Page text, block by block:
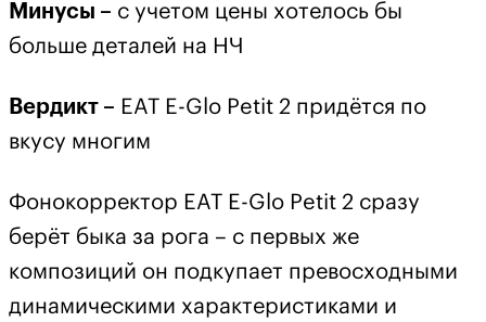
Минусы – с учетом цены хотелось бы
больше деталей на НЧ
Вердикт – EAT E-Glo Petit 2 придётся по
вкусу многим
Фонокорректор EAT E-Glo Petit 2 сразу
берёт быка за рога – с первых же
композиций он подкупает превосходными
динамическими характеристиками и